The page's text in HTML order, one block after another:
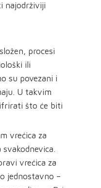
najodrživiji
procesi
ili
su povezani i
U takvim
što će biti
vrećica za
svakodnevica.
vrećica za
jednostavno –